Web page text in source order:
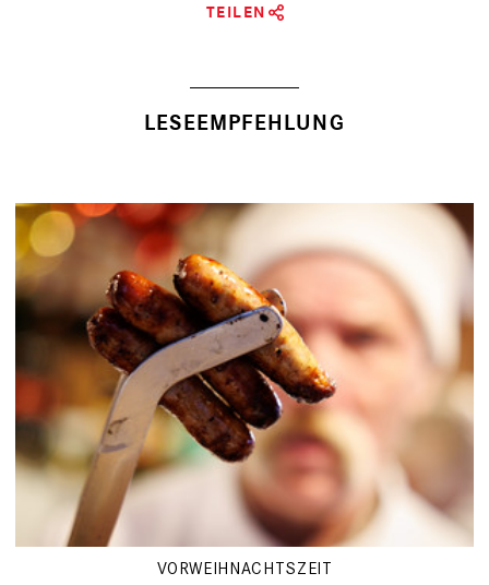
TEILEN
LESEEMPFEHLUNG
VORWEIHNACHTSZEIT